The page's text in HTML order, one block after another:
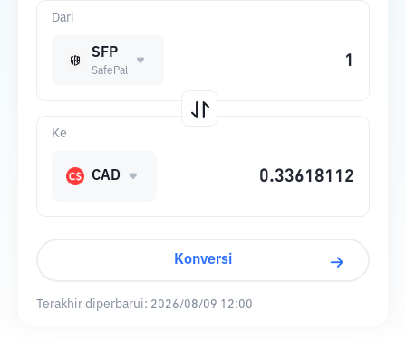
Dari
SFP
SafePal
Ke
CAD
Konversi
Terakhir diperbarui: 2026/08/09 12:00